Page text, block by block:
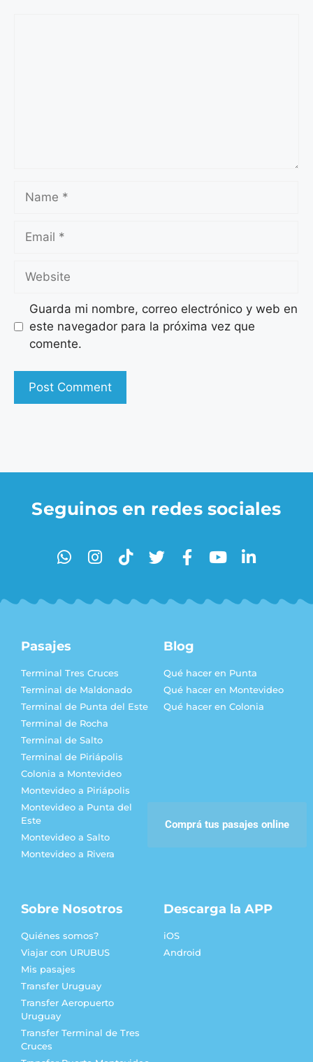
Guarda mi nombre, correo electrónico y web en
este navegador para la próxima vez que
comente.
Comprá tus pasajes online
Seguinos en redes sociales
Pasajes
Terminal Tres Cruces
Terminal de Maldonado
Terminal de Punta del Este
Terminal de Rocha
Terminal de Salto
Terminal de Piriápolis
Colonia a Montevideo
Montevideo a Piriápolis
Montevideo a Punta del
Este
Montevideo a Salto
Montevideo a Rivera
Blog
Qué hacer en Punta
Qué hacer en Montevideo
Qué hacer en Colonia
Sobre Nosotros
Quiénes somos?
Viajar con URUBUS
Mis pasajes
Transfer Uruguay
Transfer Aeropuerto
Uruguay
Transfer Terminal de Tres
Cruces
Descarga la APP
iOS
Android